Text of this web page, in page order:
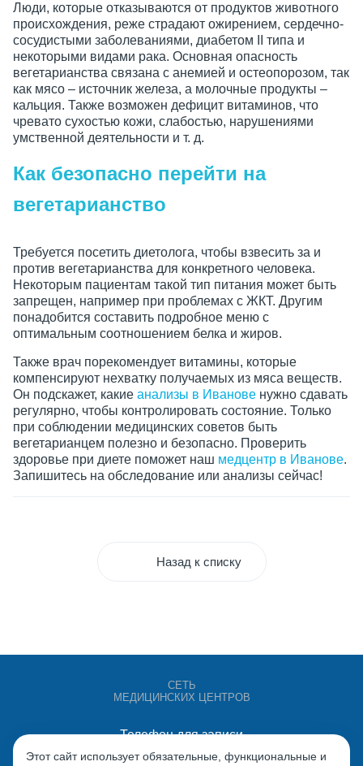
Люди, которые отказываются от продуктов животного
происхождения, реже страдают ожирением, сердечно-
сосудистыми заболеваниями, диабетом II типа и
некоторыми видами рака. Основная опасность
вегетарианства связана с анемией и остеопорозом, так
как мясо – источник железа, а молочные продукты –
кальция. Также возможен дефицит витаминов, что
чревато сухостью кожи, слабостью, нарушениями
умственной деятельности и т. д.
Как безопасно перейти на
вегетарианство
Требуется посетить диетолога, чтобы взвесить за и
против вегетарианства для конкретного человека.
Некоторым пациентам такой тип питания может быть
запрещен, например при проблемах с ЖКТ. Другим
понадобится составить подробное меню с
оптимальным соотношением белка и жиров.
Также врач порекомендует витамины, которые
компенсируют нехватку получаемых из мяса веществ.
Он подскажет, какие анализы в Иванове нужно сдавать
регулярно, чтобы контролировать состояние. Только
при соблюдении медицинских советов быть
вегетарианцем полезно и безопасно. Проверить
здоровье при диете поможет наш медцентр в Иванове.
Запишитесь на обследование или анализы сейчас!
Назад к списку
СЕТЬ
МЕДИЦИНСКИХ ЦЕНТРОВ
Телефон для записи
Этот сайт использует обязательные, функциональные и